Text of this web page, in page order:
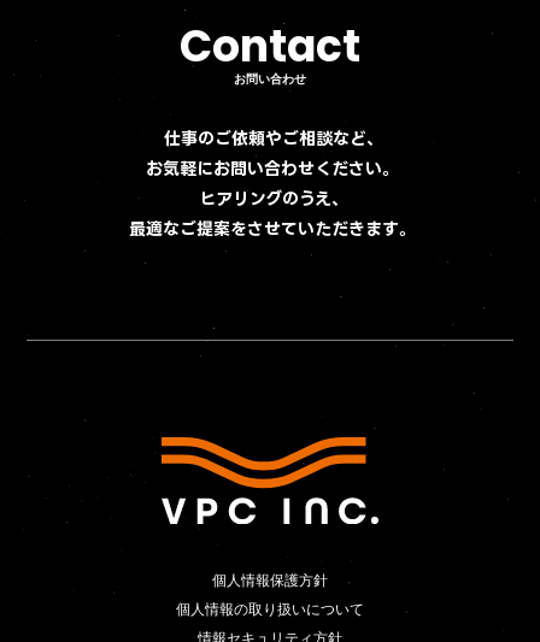
Contact
Contact
お問い合わせ
お問い合わせ
仕事のご依頼やご相談など、
お気軽にお問い合わせください。
ヒアリングのうえ、
最適なご提案をさせていただきます。
個人情報保護方針
個人情報保護方針
個人情報の取り扱いについて
情報セキュリティ方針